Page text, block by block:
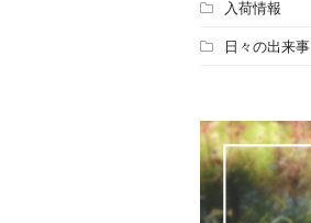
入荷情報
日々の出来事